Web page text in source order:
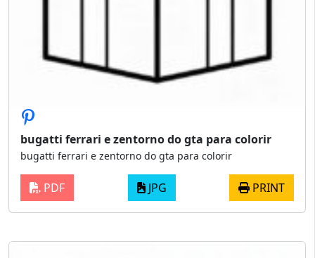
bugatti ferrari e zentorno do gta para colorir
bugatti ferrari e zentorno do gta para colorir
PDF JPG PRINT